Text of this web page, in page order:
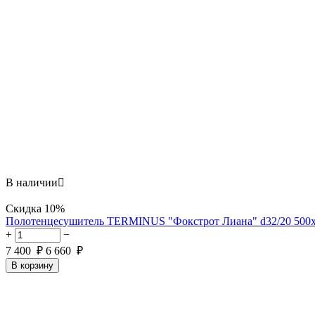
В наличии
Скидка 10%
Полотенцесушитель TERMINUS "Фокстрот Лиана" d32/20
+
−
7 400 ₽ 6 660 ₽
В корзину